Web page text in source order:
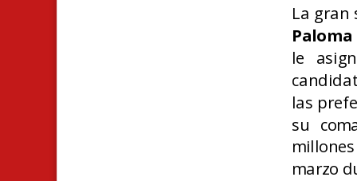
La gran
le
las
su
marzo